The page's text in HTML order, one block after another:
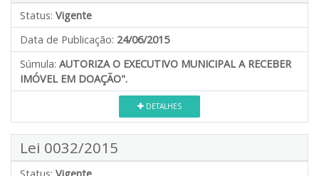
Status: Vigente
Data de Publicação: 24/06/2015
Súmula: AUTORIZA O EXECUTIVO MUNICIPAL A RECEBER
IMÓVEL EM DOAÇÃO".
DETALHES
Lei 0032/2015